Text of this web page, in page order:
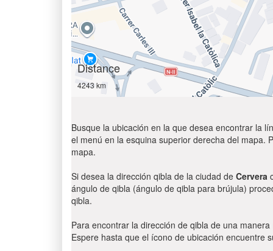
Distance
4243 km
Busque la ubicación en la que desea encontrar la
el menú en la esquina superior derecha del mapa.
mapa.
Si desea la dirección qibla de la ciudad de Cervera
ángulo de qibla (ángulo de qibla para brújula)
qibla.
Para encontrar la dirección de qibla de una
Espere hasta que el ícono de ubicación encuentre